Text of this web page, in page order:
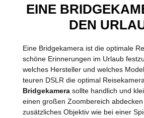
EINE
DEN
Eine Bridgekamera ist die optimale
schöne Erinnerungen im Urlaub
welches Hersteller und welches
teuren DSLR die optimal
Bridgekamerasollte handlich und
einen großen Zoombereich
zusätzliches Objektiv wie bei einer